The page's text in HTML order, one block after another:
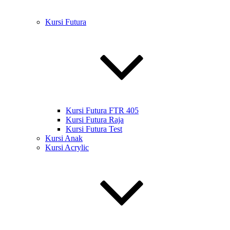
Kursi Futura
Kursi Futura FTR 405
Kursi Futura Raja
Kursi Futura Test
Kursi Anak
Kursi Acrylic